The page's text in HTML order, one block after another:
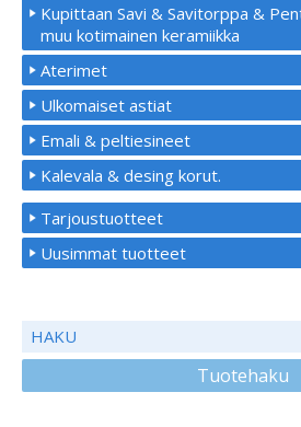
Kupittaan Savi & Savitorppa &
muu kotimainen keramiikka
Aterimet
Ulkomaiset astiat
Emali & peltiesineet
Kalevala & desing korut.
Tarjoustuotteet
Uusimmat tuotteet
HAKU
Tuotehaku